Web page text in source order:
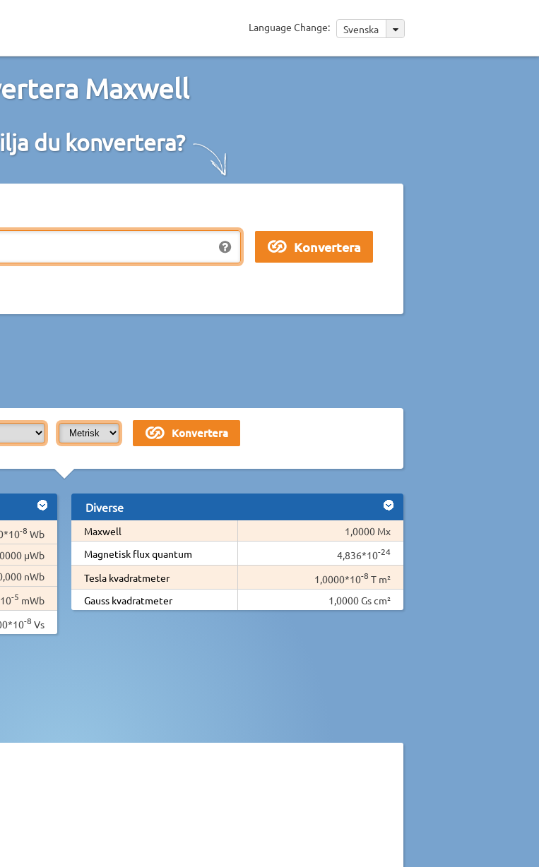
Language Change: Svenska
Maxwell
du konvertera?
-8 Wb
µWb
nWb
-5 mWb
-8 Vs
Diverse
Maxwell
1,0000 Mx
Magnetisk flux quantum
4,836*10-24
Tesla kvadratmeter 1,0000*10-8 T m²
Gauss kvadratmeter
1,0000 Gs cm²